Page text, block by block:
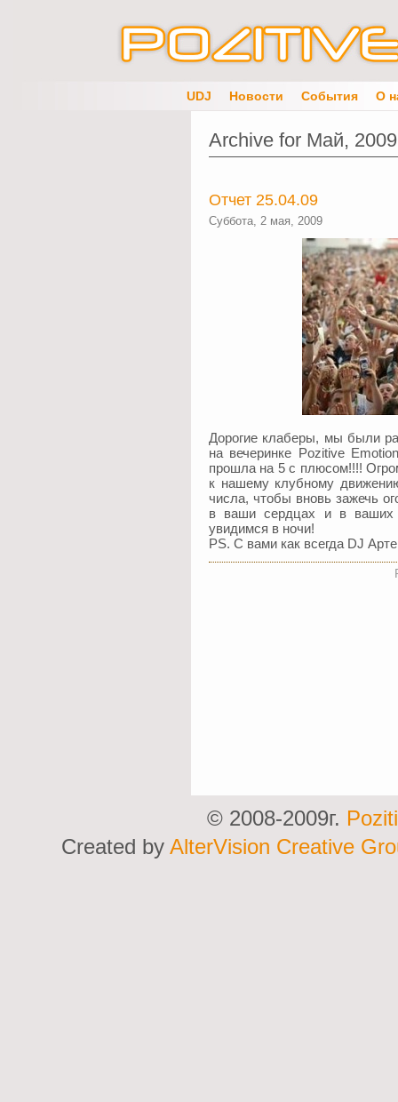
UDJ Новости События О
Archive for Май, 2009
Отчет 25.04.09
Суббота, 2 мая, 2009
Дорогие клаберы, мы были
на вечеринке Pozitive
прошла на 5 с плюсом!!!!
к нашему клубному
числа, чтобы вновь зажечь
в ваши сердцах и в
увидимся в ночи!
PS. С вами как всегда DJ
© 2008-2009г.
Created by AlterVision Creative